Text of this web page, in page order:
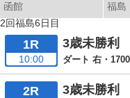
函館 福島
2回福島6日目
1R
10:00
3歳未勝利
ダート 右・
2R 3歳未勝利